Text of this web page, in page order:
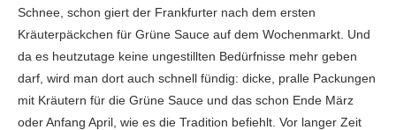
Schnee, schon giert der Frankfurter nach dem ersten
Kräuterpäckchen für Grüne Sauce auf dem Wochenmarkt. Und
da es heutzutage keine ungestillten Bedürfnisse mehr geben
darf, wird man dort auch schnell fündig: dicke, pralle Packungen
mit Kräutern für die Grüne Sauce und das schon Ende März
oder Anfang April, wie es die Tradition befiehlt. Vor langer Zeit